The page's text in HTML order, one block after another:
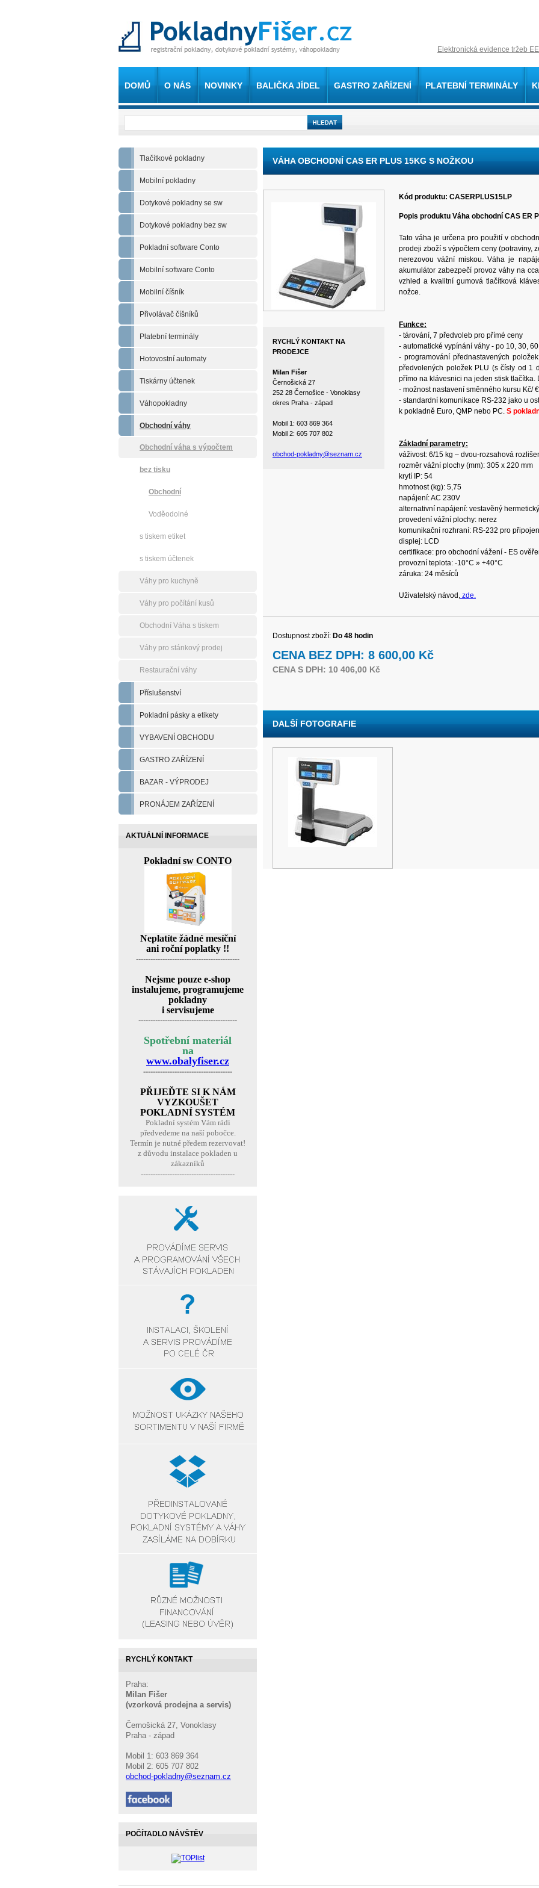
Elektronická evidence tržeb
DOMŮ O NÁS NOVINKY BALIČKA JÍDEL GASTRO ZAŘÍZENÍ PLATEBNÍ TERMINÁLY
Tlačítkové pokladny
Mobilní pokladny
Dotykové pokladny se sw
Dotykové pokladny bez sw
Pokladní software Conto
Mobilní software Conto
Mobilní číšník
Přivolávač číšníků
Platební terminály
Hotovostní automaty
Tiskárny účtenek
Váhopokladny
Obchodní váhy
Obchodní váha s výpočtem
bez tisku
Obchodní
Voděodolné
s tiskem etiket
s tiskem účtenek
Váhy pro kuchyně
Váhy pro počítání kusů
Obchodní Váha s tiskem
Váhy pro stánkový prodej
Restaurační váhy
Příslušenství
Pokladní pásky a etikety
VYBAVENÍ OBCHODU
GASTRO ZAŘÍZENÍ
BAZAR - VÝPRODEJ
PRONÁJEM ZAŘÍZENÍ
AKTUÁLNÍ INFORMACE
Pokladní sw CONTO
Neplatíte žádné mesíční
ani roční poplatky !!
-------------------------------------------
Nejsme pouze e-shop
instalujeme, programujeme
pokladny
i servisujeme
-----------------------------------------
Spotřební materiál
na
www.obalyfiser.cz
-------------------------------------
PŘIJEĎTE SI K NÁM
VYZKOUŠET
POKLADNÍ SYSTÉM
Pokladní systém Vám rádi
předvedeme na naší pobočce.
Termín je nutné předem rezervovat!
z důvodu instalace pokladen u
zákazníků
---------------------------------------
RYCHLÝ KONTAKT
Praha:
Milan Fišer
(vzorková prodejna a servis)
Černošická 27, Vonoklasy
Praha - západ
Mobil 1: 603 869 364
Mobil 2: 605 707 802
obchod-pokladny@seznam.cz
POČÍTADLO NÁVŠTĚV
VÁHA OBCHODNÍ CAS ER PLUS 15KG S NOŽKOU
RYCHLÝ KONTAKT NA
PRODEJCE
Milan Fišer
Černošická 27
252 28 Černošice - Vonoklasy
okres Praha - západ
Mobil 1: 603 869 364
Mobil 2: 605 707 802
obchod-pokladny@seznam.cz
Kód produktu: CASERPLUS15LP
Popis produktu Váha obchodní CAS ER
Tato váha je určena pro použití v
prodeji zboží s výpočtem ceny (potraviny,
nerezovou vážní miskou. Váha je
akumulátor zabezpečí provoz váhy na
vzhled a kvalitní gumová tlačítková
nožce.
Funkce:
- tárování, 7 předvoleb pro přímé ceny
- automatické vypínání váhy - po 10, 30, 60
- programování přednastavených
předvolených položek PLU (s čísly od 1
přímo na klávesnici na jeden stisk
- možnost nastavení směnného kursu Kč/ €
- standardní komunikace RS-232 jako u
k pokladně Euro, QMP nebo PC. S
Základní parametry:
váživost: 6/15 kg – dvou-rozsahová
rozměr vážní plochy (mm): 305 x 220 mm
krytí IP: 54
hmotnost (kg): 5,75
napájení: AC 230V
alternativní napájení: vestavěný
provedení vážní plochy: nerez
komunikační rozhraní: RS-232 pro
displej: LCD
certifikace: pro obchodní vážení - ES
provozní teplota: -10°C » +40°C
záruka: 24 měsíců
Uživatelský návod, zde.
Dostupnost zboží: Do 48 hodin
CENA BEZ DPH: 8 600,00 Kč
CENA S DPH: 10 406,00 Kč
DALŠÍ FOTOGRAFIE